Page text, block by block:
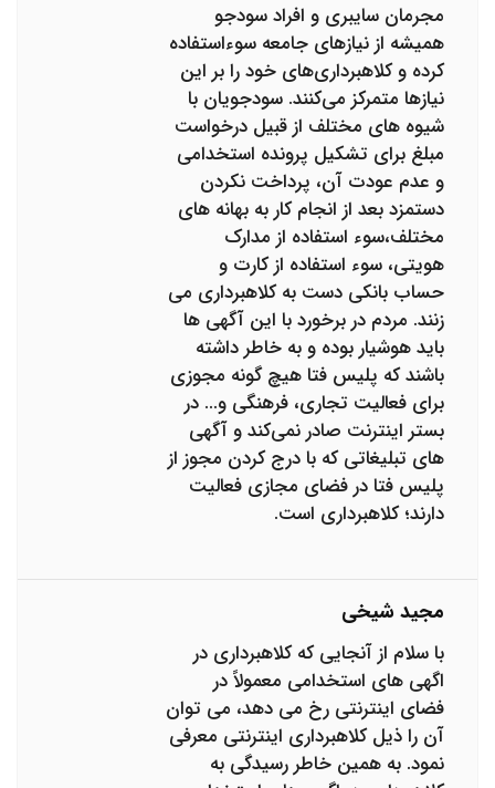
مجرمان سایبری و افراد سودجو
همیشه از نیازهای جامعه سوءاستفاده
کرده و کلاهبرداری‌های خود را بر این
نیازها متمرکز می‌کنند. سودجویان با
شیوه های مختلف از قبیل درخواست
مبلغ برای تشکیل پرونده استخدامی
و عدم عودت آن، پرداخت نکردن
دستمزد بعد از انجام کار به بهانه های
مختلف،سوء استفاده از مدارک
هویتی، سوء استفاده از کارت و
حساب بانکی دست به کلاهبرداری می
زنند. مردم در برخورد با این آگهی ها
باید هوشیار بوده و به خاطر داشته
باشند که پلیس فتا هیچ‌ گونه مجوزی
برای فعالیت تجاری، فرهنگی و... در
بستر اینترنت صادر نمی‌کند و آگهی
های تبلیغاتی که با درج کردن مجوز از
پلیس فتا در فضای مجازی فعالیت
دارند؛ کلاهبرداری است.
مجید شیخی
با سلام از آنجایی که کلاهبرداری در
اگهی های استخدامی معمولاً در
فضای اینترنتی رخ می دهد، می توان
آن را ذیل کلاهبرداری اینترنتی معرفی
نمود. به همین خاطر رسیدگی به